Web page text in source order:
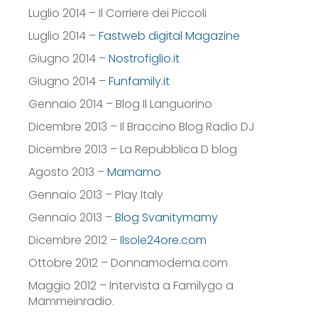
Luglio 2014 – Il Corriere dei Piccoli
Luglio 2014 –Fastweb digital Magazine
Giugno 2014 –Nostrofiglio.it
Giugno 2014 –Funfamily.it
Gennaio 2014 – Blog Il Languorino
Dicembre 2013 – Il Braccino Blog Radio DJ
Dicembre 2013 – La Repubblica D blog
Agosto 2013 –Mamamo
Gennaio 2013 – Play Italy
Gennaio 2013 –Blog Svanitymamy
Dicembre 2012 –Ilsole24ore.com
Ottobre 2012 – Donnamoderna.com
Maggio 2012 – Intervista a Familygo a
Mammeinradio.